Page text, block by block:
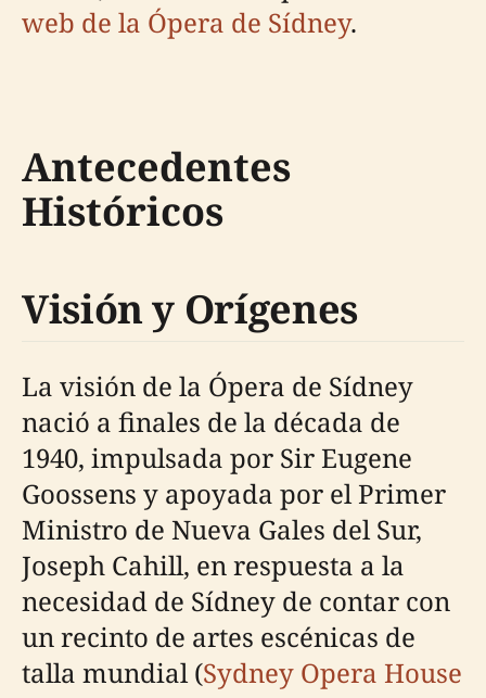
web de la Ópera de Sídney.
Antecedentes
Históricos
Visión y Orígenes
La visión de la Ópera de Sídney
nació a finales de la década de
1940, impulsada por Sir Eugene
Goossens y apoyada por el Primer
Ministro de Nueva Gales del Sur,
Joseph Cahill, en respuesta a la
necesidad de Sídney de contar con
un recinto de artes escénicas de
talla mundial (Sydney Opera House